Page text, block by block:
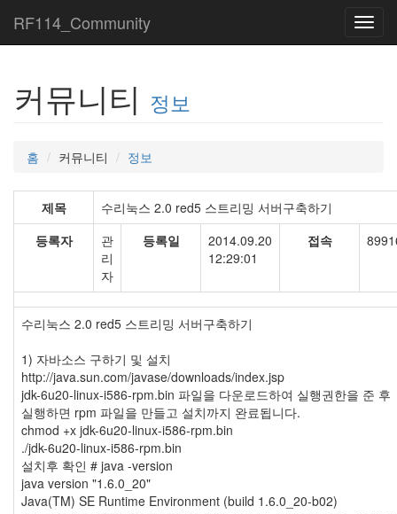
RF114_Community
커뮤니티 정보
홈 커뮤니티 정보
제목
수리눅스 2.0 red5 스트리밍 서버구축하기
등록자
관
리
자
등록일
2014.09.20
12:29:01
접속
수리눅스 2.0 red5 스트리밍 서버구축하기
1) 자바소스 구하기 및 설치
http://java.sun.com/javase/downloads/index.jsp
jdk-6u20-linux-i586-rpm.bin 파일을 다운로드하여 실행권한을 준 후
실행하면 rpm 파일을 만들고 설치까지 완료됩니다.
chmod +x jdk-6u20-linux-i586-rpm.bin
./jdk-6u20-linux-i586-rpm.bin
설치후 확인 # java -version
java version "1.6.0_20"
Java(TM) SE Runtime Environment (build 1.6.0_20-b02)